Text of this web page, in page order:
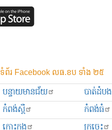
ទំព័រ Facebook លធ.ខប ទាំង ២៥
បន្ទាយមានជ័យ បាត់ដំបង
កំពង់ស្ពឺ
កំពង់ធំ
កោះកុង
ក្រចេះ